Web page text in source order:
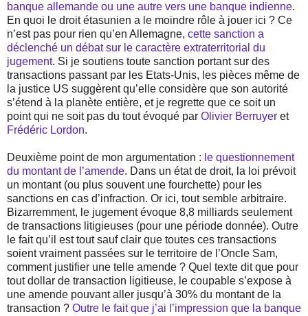
banque allemande ou une autre vers une banque indienne.
En quoi le droit étasunien a le moindre rôle à jouer ici ? Ce
n’est pas pour rien qu’en Allemagne, cette sanction a
déclenché un débat sur le caractère extraterritorial du
jugement. Si je soutiens toute sanction portant sur des
transactions passant par les Etats-Unis, les pièces même de
la justice US suggèrent qu’elle considère que son autorité
s’étend à la planète entière, et je regrette que ce soit un
point qui ne soit pas du tout évoqué par Olivier Berruyer et
Frédéric Lordon.
Deuxième point de mon argumentation : le questionnement
du montant de l’amende. Dans un état de droit, la loi prévoit
un montant (ou plus souvent une fourchette) pour les
sanctions en cas d’infraction. Or ici, tout semble arbitraire.
Bizarremment, le jugement évoque 8,8 milliards seulement
de transactions litigieuses (pour une période donnée). Outre
le fait qu’il est tout sauf clair que toutes ces transactions
soient vraiment passées sur le territoire de l’Oncle Sam,
comment justifier une telle amende ? Quel texte dit que pour
tout dollar de transaction ligitieuse, le coupable s’expose à
une amende pouvant aller jusqu’à 30% du montant de la
transaction ? Outre le fait que j’ai l’impression que la banque